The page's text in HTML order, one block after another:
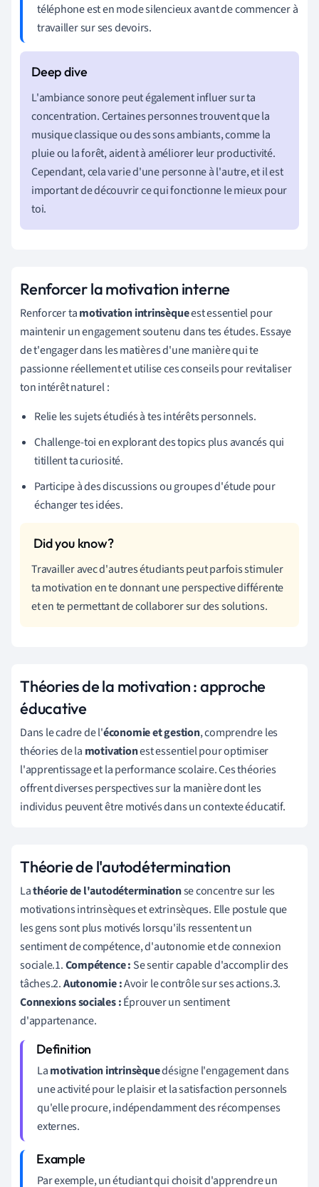
téléphone est en mode silencieux avant de commencer à
travailler sur ses devoirs.
L'ambiance sonore peut également influer sur ta
concentration. Certaines personnes trouvent que la
musique classique ou des sons ambiants, comme la
pluie ou la forêt, aident à améliorer leur productivité.
Cependant, cela varie d'une personne à l'autre, et il est
important de découvrir ce qui fonctionne le mieux pour
toi.
Renforcer la motivation interne
Renforcer tamotivation intrinsèqueest essentiel pour
maintenir un engagement soutenu dans tes études. Essaye
de t'engager dans les matières d'une manière qui te
passionne réellement et utilise ces conseils pour revitaliser
ton intérêt naturel :
Relie les sujets étudiés à tes intérêts personnels.
Challenge-toi en explorant des topics plus avancés qui
titillent ta curiosité.
Participe à des discussions ou groupes d'étude pour
échanger tes idées.
Travailler avec d'autres étudiants peut parfois stimuler
ta motivation en te donnant une perspective différente
et en te permettant de collaborer sur des solutions.
Théories de la motivation : approche
éducative
Dans le cadre de l'économie et gestion, comprendre les
théories de la motivationest essentiel pour optimiser
l'apprentissage et la performance scolaire. Ces théories
offrent diverses perspectives sur la manière dont les
individus peuvent être motivés dans un contexte éducatif.
Théorie de l'autodétermination
Lathéorie de l'autodéterminationse concentre sur les
motivations intrinsèques et extrinsèques. Elle postule que
les gens sont plus motivés lorsqu'ils ressentent un
sentiment de compétence, d'autonomie et de connexion
sociale.1.Compétence : Se sentir capable d'accomplir des
tâches.2.Autonomie :Avoir le contrôle sur ses actions.3.
Connexions sociales :Éprouver un sentiment
d'appartenance.
Lamotivation intrinsèquedésigne l'engagement dans
une activité pour le plaisir et la satisfaction personnels
qu'elle procure, indépendamment des récompenses
externes.
Par exemple, un étudiant qui choisit d'apprendre un